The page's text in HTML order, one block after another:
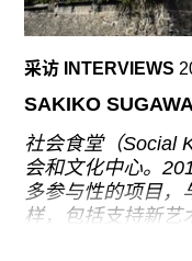
去年秋天，华盛顿
片，艺术家图书）
（James Meyer）
东楼展厅举行的开
区公寓里，讲述了
是她丰富的划时代
得上是战后抽象、
采访 INTERVIEWS
SAKIKO
社会食堂（Social
会和文化中心。
多参与性的项目，
样，包括支持新艺